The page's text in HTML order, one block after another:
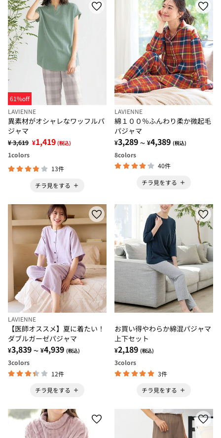
61%off
LAVIENNE
異素材がオシャレなワッフルパ
ジャマ
¥ 3,619 ¥1,419 (税込)
1colors
13件
チラ見をする
LAVIENNE
綿１００％ふんわり柔か微起毛
パジャマ
¥3,289 ～ ¥4,389 (税込)
8colors
40件
チラ見をする
LAVIENNE
【医師オススメ】夏に着たい！
ダブルガーゼパジャマ
¥3,839 ～ ¥4,939 (税込)
3colors
12件
チラ見をする
お買い得やわらか綿混パジャマ
上下セット
¥2,189 (税込)
3colors
3件
チラ見をする